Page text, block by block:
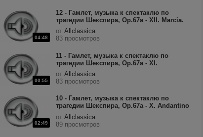
04:48
12 - Гамлет, музыка к спектаклю по
трагедии Шекспира, Op.67a - XII. Marcia.
Moderato assai.mp3
отAllclassica
83 просмотров
00:55
11 - Гамлет, музыка к спектаклю по
трагедии Шекспира, Op.67a - XI.
Andantino.mp3
отAllclassica
83 просмотров
02:49
10 - Гамлет, музыка к спектаклю по
трагедии Шекспира, Op.67a - X. Andantino
'Elsinore', Mad Scene.mp3
отAllclassica
89 просмотров